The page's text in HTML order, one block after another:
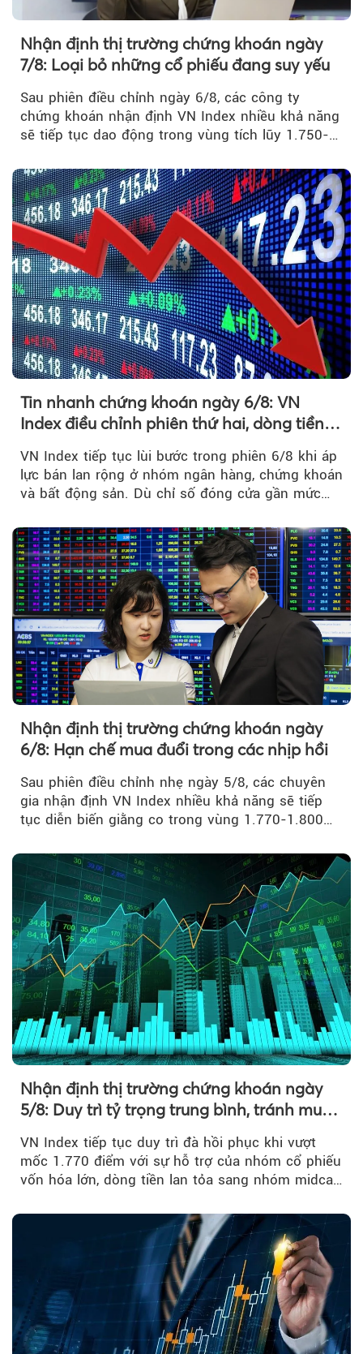
Nhận định thị trường chứng khoán ngày
7/8: Loại bỏ những cổ phiếu đang suy yếu
Sau phiên điều chỉnh ngày 6/8, các công ty
chứng khoán nhận định VN Index nhiều khả năng
sẽ tiếp tục dao động trong vùng tích lũy 1.750-
Tin nhanh chứng khoán ngày 6/8: VN
Index điều chỉnh phiên thứ hai, dòng tiền
VN Index tiếp tục lùi bước trong phiên 6/8 khi áp
lực bán lan rộng ở nhóm ngân hàng, chứng khoán
và bất động sản. Dù chỉ số đóng cửa gần mức
Nhận định thị trường chứng khoán ngày
6/8: Hạn chế mua đuổi trong các nhịp hồi
Sau phiên điều chỉnh nhẹ ngày 5/8, các chuyên
gia nhận định VN Index nhiều khả năng sẽ tiếp
tục diễn biến giằng co trong vùng 1.770-1.800
Nhận định thị trường chứng khoán ngày
5/8: Duy trì tỷ trọng trung bình, tránh mua
VN Index tiếp tục duy trì đà hồi phục khi vượt
mốc 1.770 điểm với sự hỗ trợ của nhóm cổ phiếu
vốn hóa lớn, dòng tiền lan tỏa sang nhóm midcap